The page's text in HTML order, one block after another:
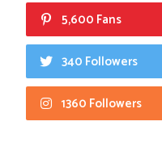
5,600 Fans
340 Followers
1360 Followers